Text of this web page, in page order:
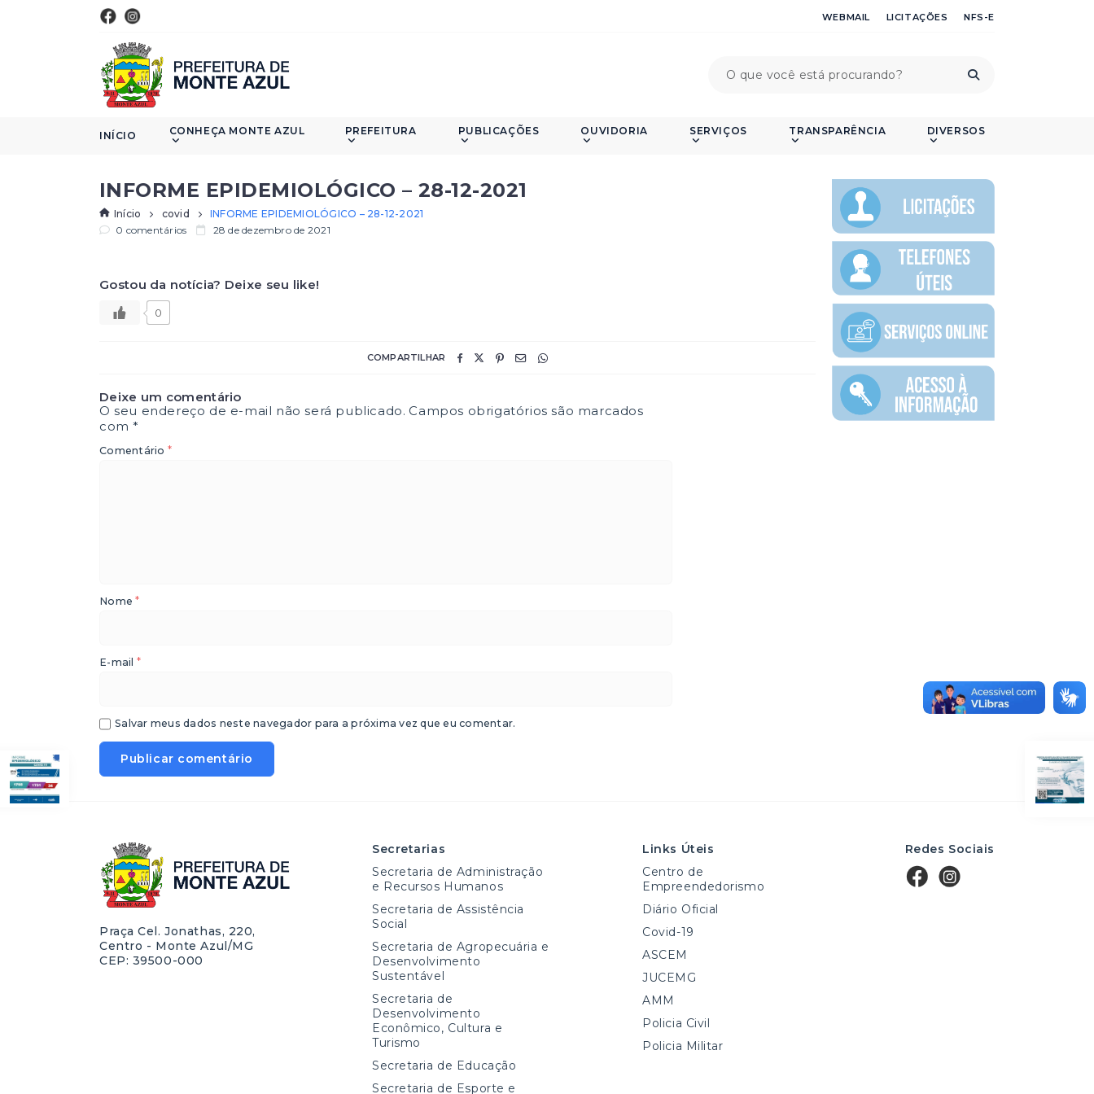
WEBMAIL LICITAÇÕES NFS-E
INÍCIO CONHEÇA MONTE AZUL PREFEITURA PUBLICAÇÕES OUVIDORIA SERVIÇOS TRANSPARÊNCIA DIVERSOS
INFORME EPIDEMIOLÓGICO – 28-12-2021
Início covid
INFORME EPIDEMIOLÓGICO – 28-12-2021
0 comentários
28 de dezembro de 2021
Gostou da notícia? Deixe seu like!
0
COMPARTILHAR
Deixe um comentário
O seu endereço de e-mail não será publicado. Campos obrigatórios são marcados
com*
Comentário *
Nome*
E-mail *
Salvar meus dados neste navegador para a próxima vez que eu comentar.
Praça Cel. Jonathas, 220,
Centro - Monte Azul/MG
CEP: 39500-000
Secretarias
Secretaria de Administração
e Recursos Humanos
Secretaria de Assistência
Social
Secretaria de Agropecuária e
Desenvolvimento
Sustentável
Secretaria de
Desenvolvimento
Econômico, Cultura e
Turismo
Secretaria de Educação
Secretaria de Esporte e
Links Úteis
Centro de
Empreendedorismo
Diário Oficial
Covid-19
ASCEM
JUCEMG
AMM
Policia Civil
Policia Militar
Redes Sociais